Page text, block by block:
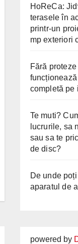
HoReCa:
terasele în
printr-un
mp exteriori
Fără
completă pe
Te muti?
lucrurile, sa
sau sa te
de disc?
De unde
aparatul de
powered by